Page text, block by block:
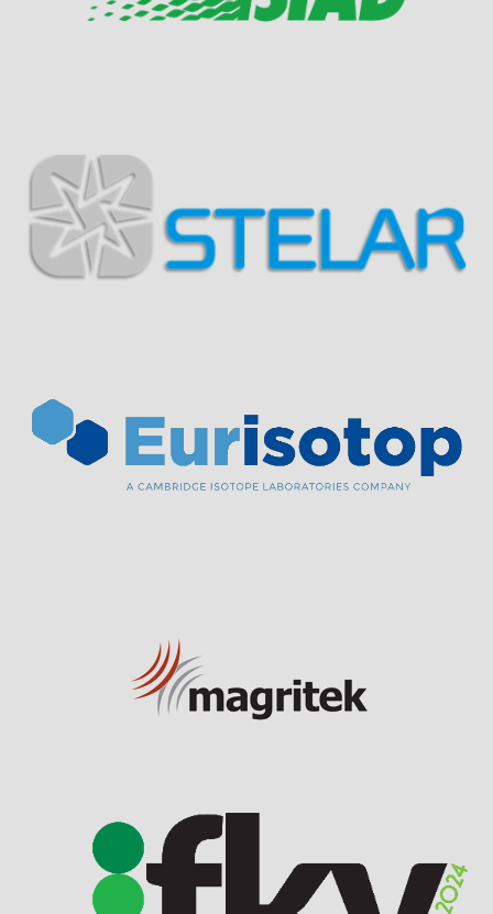
Visit Sponsor Page
Visit Sponsor Page
Visit Sponsor Page
Visit Sponsor Page